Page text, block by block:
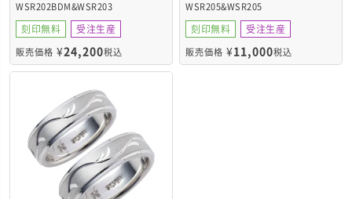
WSR202BDM&WSR203
刻印無料 受注生産
販売価格 ¥24,200税込
WSR205&WSR205
刻印無料 受注生産
販売価格 ¥11,000税込